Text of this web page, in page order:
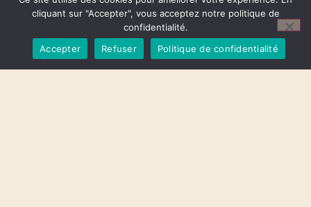
cliquant sur "Accepter", vous acceptez notre politique de
confidentialité.
Accepter
Refuser Politique de confidentialité